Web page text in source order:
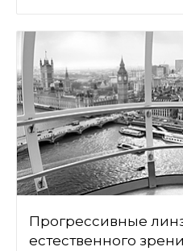
Прогрессивные
естественного